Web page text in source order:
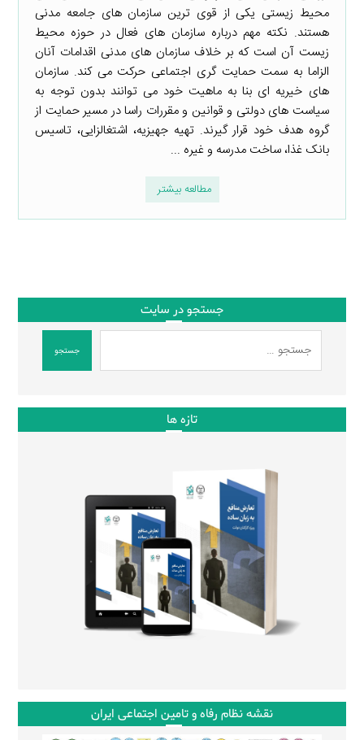
محیط زیستی یکی از قوی ترین سازمان های جامعه مدنی
هستند. نکته مهم درباره سازمان های فعال در حوزه محیط
زیست آن است که بر خلاف سازمان های مدنی اقدامات آنان
الزاما به سمت حمایت گری اجتماعی حرکت می کند. سازمان
های خیریه ای بنا به ماهیت خود می توانند بدون توجه به
سیاست های دولتی و قوانین و مقررات راسا در مسیر حمایت از
گروه هدف خود قرار گیرند. تهیه جهیزیه، اشتغالزایی، تاسیس
بانک غذا، ساخت مدرسه و غیره ...
مطالعه بیشتر
جستجو در سایت
جستجو
تازه ها
نقشه نظام رفاه و تامین اجتماعی ایران